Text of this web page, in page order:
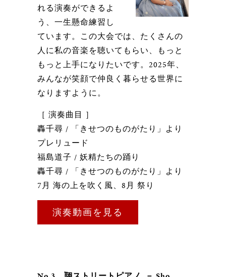
れる演奏ができるよ
う、一生懸命練習し
ています。この大会では、たくさんの
人に私の音楽を聴いてもらい、もっと
もっと上手になりたいです。2025年、
みんなが笑顔で仲良く暮らせる世界に
なりますように。
［ 演奏曲目 ］
轟千尋 / 「きせつのものがたり」より
プレリュード
福島道子 / 妖精たちの踊り
轟千尋 / 「きせつのものがたり」より
7月 海の上を吹く風、8月 祭り
演奏動画を見る